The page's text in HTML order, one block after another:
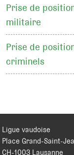
Prise de
militaire
Prise de
criminels
Ligue vaudoise
Place Grand-Saint-
CH-1003 Lausanne